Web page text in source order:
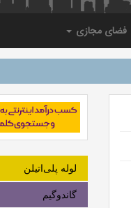
فضای مجازی
لوله‌ پلی‌اتیلن
گاندوگیم